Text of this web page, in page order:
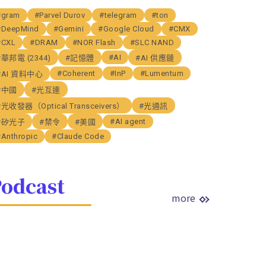
#Parvel Durov #telegram
#ton
#Gemini #Google Cloud
#CMX
#DRAM #NOR Flash
#SLC NAND
邦電 (2344)
#記憶體 #AI
#AI 供應鏈
資料中心
#Coherent #InP
#Lumentum
國
#光互連
收發器（Optical Transceivers）
#光通訊
光子
#禁令 #美國
#AI agent
#Claude Code
more